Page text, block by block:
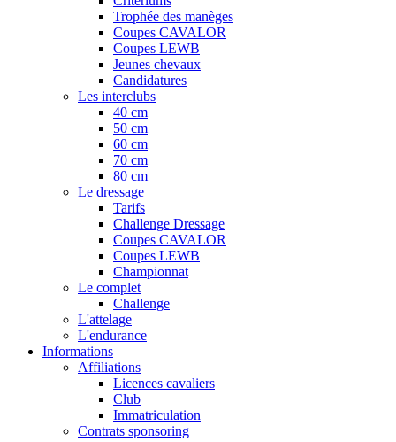
Trophée des manèges
Coupes CAVALOR
Coupes LEWB
Jeunes chevaux
Candidatures
Les interclubs
40 cm
50 cm
60 cm
70 cm
80 cm
Le dressage
Tarifs
Challenge Dressage
Coupes CAVALOR
Coupes LEWB
Championnat
Le complet
Challenge
L'attelage
L'endurance
Informations
Affiliations
Licences cavaliers
Club
Immatriculation
Contrats sponsoring